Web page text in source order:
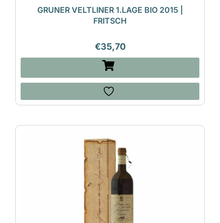
GRUNER VELTLINER 1.LAGE BIO 2015 |
FRITSCH
€35,70